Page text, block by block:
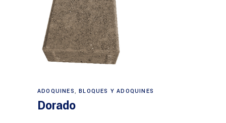
ADOQUINES,BLOQUES Y ADOQUINES
Dorado